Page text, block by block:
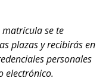
se te
plazas y recibirás en
personales
electrónico.